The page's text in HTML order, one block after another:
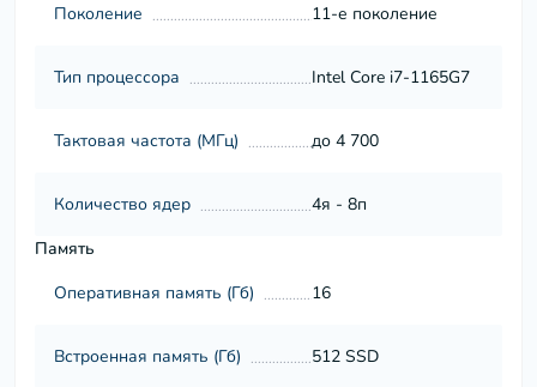
Поколение
11-е поколение
Тип процессора Intel Core i7-1165G7
Тактовая частота (МГц) до 4 700
Количество ядер
4я - 8п
Память
Оперативная память (Гб)
16
Встроенная память (Гб)
512 SSD